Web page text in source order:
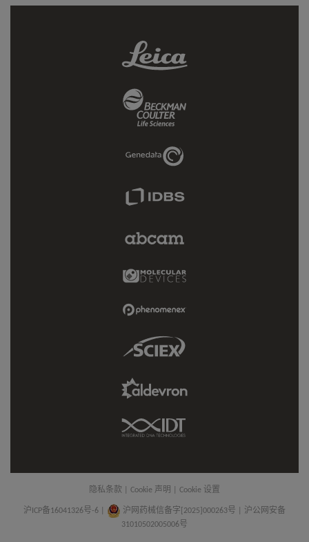
Leica
Link
Coulter
Link
Genedata
Link
IDBS
Abcam
Molecular
Link
Phenomenex
Sciex
Link
IDT
Link
隐私条款 Cookie 声明 Cookie 设置
沪ICP备16041326号-6
沪网药械信备字[2025]000263号 | 沪公网安备
31010502005006号